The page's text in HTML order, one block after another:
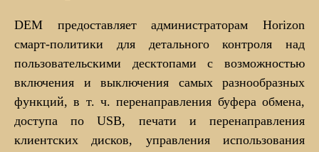
DEM предоставляет администраторам Horizon
смарт-политики для детального контроля над
пользовательскими десктопами с возможностью
включения и выключения самых разнообразных
функций, в т. ч. перенаправления буфера обмена,
доступа по USB, печати и перенаправления
клиентских дисков, управления использования